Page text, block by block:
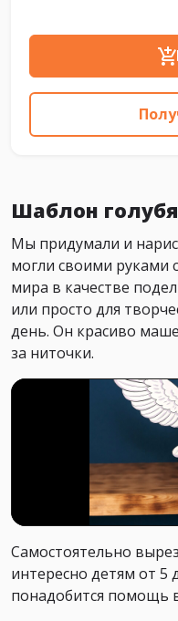
Шаблон
Мы придумали и
могли своими руками
мира в качестве
или просто для
день. Он красиво
за ниточки.
Самостоятельно
интересно детям от
понадобится помощь